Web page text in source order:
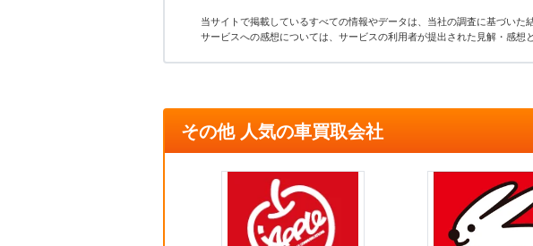
当サイトで掲載しているすべての情報やデータは、当社の調査に基づいた
サービスへの感想については、サービスの利用者が提出された見解・感想
その他 人気の車買取会社